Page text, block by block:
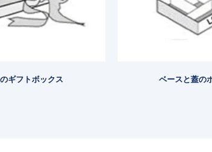
ギフトボックス ベースと蓋の